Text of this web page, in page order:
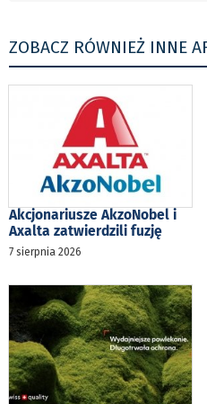
ZOBACZ RÓWNIEŻ INNE
Akcjonariusze AkzoNobel i
Axalta zatwierdzili fuzję
7 sierpnia 2026